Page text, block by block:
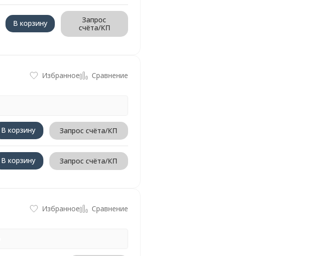
В корзину
Запрос
счёта/КП
Избранное Сравнение
В корзину Запрос счёта/КП
В корзину Запрос счёта/КП
Избранное Сравнение